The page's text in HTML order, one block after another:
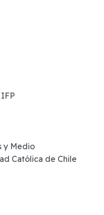
y Medio
Católica de Chile